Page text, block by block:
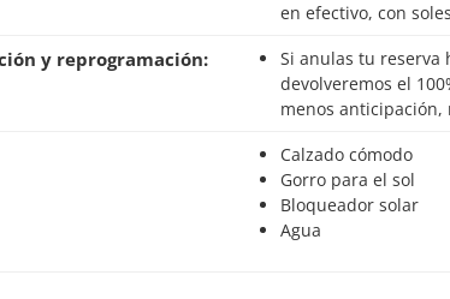
en efectivo, con
y reprogramación:
Si anulas tu reserva hasta 24 horas antes del inicio de la actividad, te
devolveremos el
menos
Calzado cómodo
Gorro para el sol
Bloqueador solar
Agua